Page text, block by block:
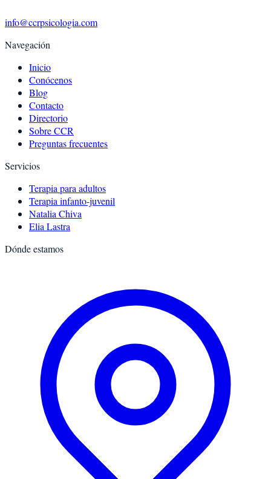
info@ccrpsicologia.com
Navegación
Inicio
Conócenos
Blog
Contacto
Directorio
Sobre CCR
Preguntas frecuentes
Servicios
Terapia para adultos
Terapia infanto-juvenil
Natalia Chiva
Elia Lastra
Dónde estamos